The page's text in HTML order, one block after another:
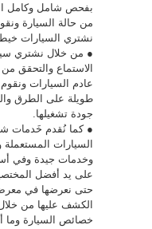
بفحص شامل وكامل
من حالة السيارة
نشتري السيارات
● من خلال نشتري
الاستماع والتحقق
عادم السيارات
طويلة على الطرق
جودة تشغيلها.
● كما نُقدم خَدمات
السيارات
وخدمات جيدة وفي
على يد أفضل
حتى نعرضها في
الكشف عليها من
خصائص السيارة وما